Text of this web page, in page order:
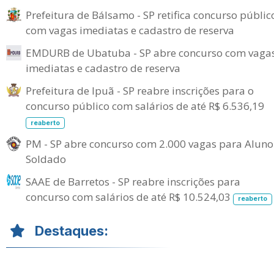
Prefeitura de Bálsamo - SP retifica concurso
com vagas imediatas e cadastro de reserva
EMDURB de Ubatuba - SP abre concurso com
imediatas e cadastro de reserva
Prefeitura de Ipuã - SP reabre inscrições para o
concurso público com salários de até R$ 6.536,19
reaberto
PM - SP abre concurso com 2.000 vagas para
Soldado
SAAE de Barretos - SP reabre inscrições para
concurso com salários de até R$ 10.524,03
reaberto
Destaques: